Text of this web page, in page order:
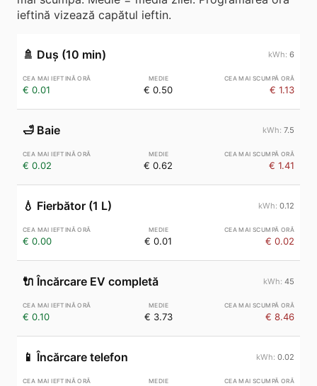
ieftină vizează capătul ieftin.
🚿 Duș (10 min) 6
€ 0.01 € 0.50 € 1.13
🛁 Baie 7.5
€ 0.02 € 0.62 € 1.41
💧 Fierbător (1 L) 0.12
€ 0.00 € 0.01 € 0.02
🔌 Încărcare EV completă 45
€ 0.10 € 3.73 € 8.46
📱 Încărcare telefon 0.02